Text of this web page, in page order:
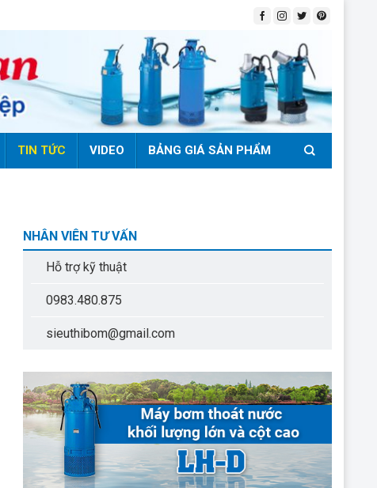
TIN TỨC VIDEO BẢNG GIÁ SẢN PHẨM
NHÂN VIÊN TƯ VẤN
Hỗ trợ kỹ thuật
0983.480.875
sieuthibom@gmail.com